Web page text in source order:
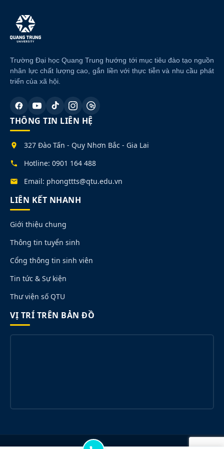
a
t
i
e
:
Trường Đại học Quang Trung hướng tới mục tiêu đào tạo nguồn
nhân lực chất lượng cao, gắn liền với thực tiễn và nhu cầu phát
triển của xã hội.
THÔNG TIN LIÊN HỆ
327 Đào Tấn - Quy Nhơn Bắc - Gia Lai
Hotline: 0901 164 488
Email: phongttts@qtu.edu.vn
LIÊN KẾT NHANH
Giới thiệu chung
Thông tin tuyển sinh
Cổng thông tin sinh viên
Tin tức & Sự kiện
Thư viện số QTU
VỊ TRÍ TRÊN BẢN ĐỒ